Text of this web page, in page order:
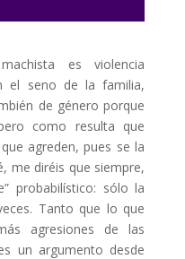
es violencia
el seno de la familia,
de género porque
como resulta que
agreden, pues se la
me diréis que siempre,
probabilístico: sólo la
Tanto que lo que
agresiones de las
un argumento desde